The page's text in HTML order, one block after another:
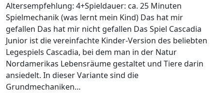
Altersempfehlung: 4+Spieldauer: ca. 25 Minuten
Spielmechanik (was lernt mein Kind) Das hat mir
gefallen Das hat mir nicht gefallen Das Spiel Cascadia
Junior ist die vereinfachte Kinder-Version des beliebten
Legespiels Cascadia, bei dem man in der Natur
Nordamerikas Lebensräume gestaltet und Tiere darin
ansiedelt. In dieser Variante sind die
Grundmechaniken…